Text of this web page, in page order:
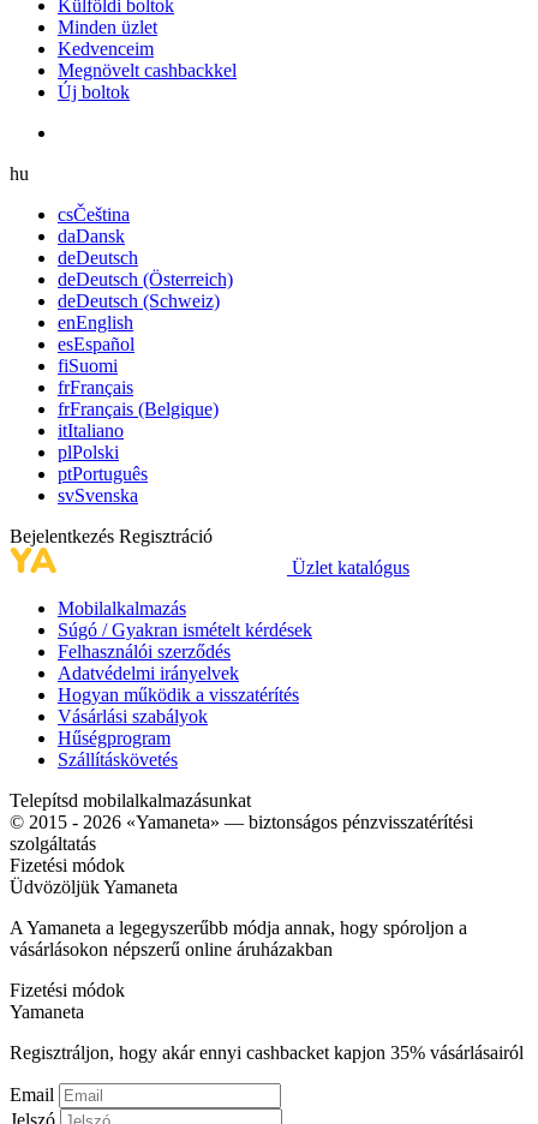
Külföldi boltok
Minden üzlet
Kedvenceim
Megnövelt cashbackkel
Új boltok
hu
csČeština
daDansk
deDeutsch
deDeutsch (Österreich)
deDeutsch (Schweiz)
enEnglish
esEspañol
fiSuomi
frFrançais
frFrançais (Belgique)
itItaliano
plPolski
ptPortuguês
svSvenska
Bejelentkezés Regisztráció
Üzlet katalógus
Mobilalkalmazás
Súgó / Gyakran ismételt kérdések
Felhasználói szerződés
Adatvédelmi irányelvek
Hogyan működik a visszatérítés
Vásárlási szabályok
Hűségprogram
Szállításkövetés
Telepítsd mobilalkalmazásunkat
© 2015 - 2026 «Yamaneta» — biztonságos pénzvisszatérítési
szolgáltatás
Fizetési módok
ÜdvözöljükYamaneta
A Yamaneta a legegyszerűbb módja annak, hogy spóroljon a
vásárlásokon népszerű online áruházakban
Fizetési módok
Yamaneta
Regisztráljon, hogy akár ennyi cashbacket kapjon 35% vásárlásairól
Email